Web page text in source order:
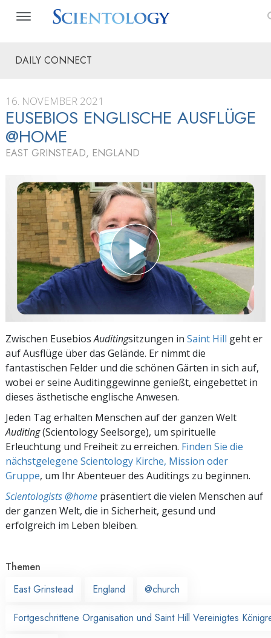
DAILY CONNECT
16. NOVEMBER 2021
EUSEBIOS ENGLISCHE AUSFLÜGE
@HOME
EAST GRINSTEAD, ENGLAND
Zwischen EusebiosAuditingsitzungen in Saint Hill geht er
auf Ausflüge über das Gelände. Er nimmt die
fantastischen Felder und die schönen Gärten in sich auf,
wobei er seine Auditinggewinne genießt, eingebettet in
dieses ästhetische englische Anwesen.
Jeden Tag erhalten Menschen auf der ganzen Welt
Auditing(Scientology Seelsorge), um spirituelle
Erleuchtung und Freiheit zu erreichen. Finden Sie die
nächstgelegene Scientology Kirche, Mission oder
Gruppe, um Ihr Abenteuer des Auditings zu beginnen.
Scientologists @home präsentiert die vielen Menschen auf
der ganzen Welt, die in Sicherheit, gesund und
erfolgreich im Leben bleiben.
Themen
East Grinstead
England @church
Fortgeschrittene Organisation und Saint Hill Vereinigtes